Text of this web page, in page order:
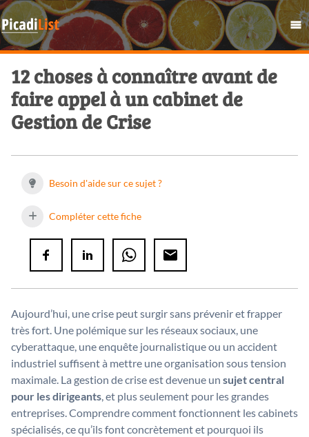
12 choses à connaître avant de
faire appel à un cabinet de
Gestion de Crise
Besoin d'aide sur ce sujet ?
Compléter cette fiche
Aujourd’hui, une crise peut surgir sans prévenir et frapper
très fort. Une polémique sur les réseaux sociaux, une
cyberattaque, une enquête journalistique ou un accident
industriel suffisent à mettre une organisation sous tension
maximale. La gestion de crise est devenue un sujet central
pour les dirigeants, et plus seulement pour les grandes
entreprises. Comprendre comment fonctionnent les cabinets
spécialisés, ce qu’ils font concrètement et pourquoi ils